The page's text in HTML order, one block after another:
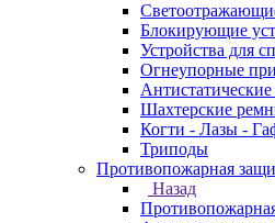
Блокирующие
Устройства для
Огнеупорные
Шахтерские
Когти - Лазы -
Триподы
Противопожарная
Назад